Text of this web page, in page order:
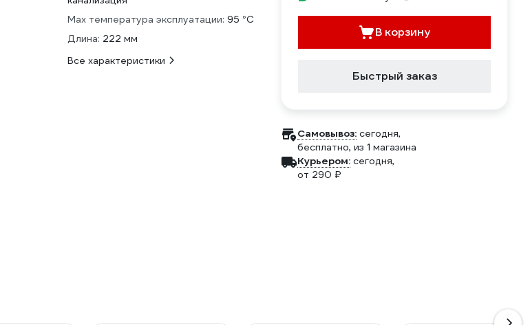
Max температура эксплуатации: 95 °С
Длина: 222 мм
Все характеристики
В корзину
Быстрый заказ
Самовывоз: сегодня,
бесплатно, из 1 магазина
Курьером: сегодня,
от 290 ₽